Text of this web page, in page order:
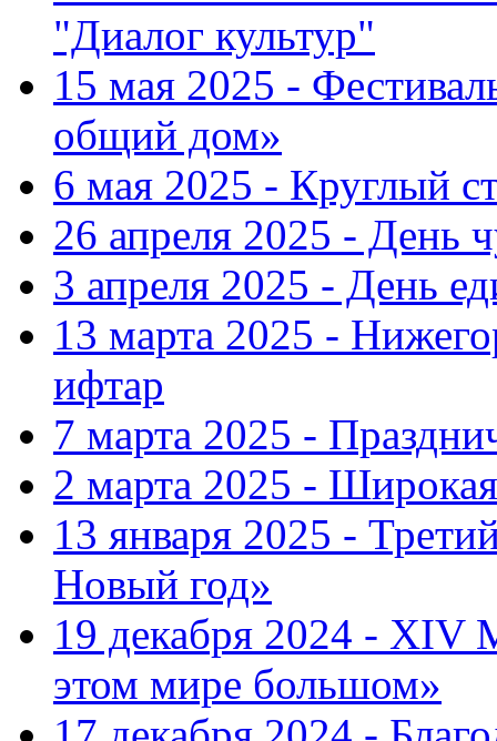
"Диалог культур"
15 мая 2025 -
общий дом»
6 мая 2025 - Круглый
26 апреля 2025 - День
3 апреля 2025 - День
13 марта 2025 -
ифтар
7 марта 2025 -
2 марта 2025 -
13 января 2025 -
Новый год»
19 декабря 2024 - XIV
этом мире большом»